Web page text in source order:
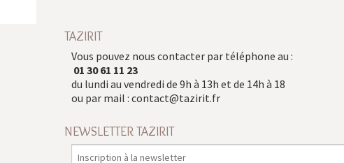
TAZIRIT
Vous pouvez nous contacter par téléphone au :
01 30 61 11 23
du lundi au vendredi de 9h à 13h et de 14h à 18
ou par mail : contact@tazirit.fr
NEWSLETTER TAZIRIT